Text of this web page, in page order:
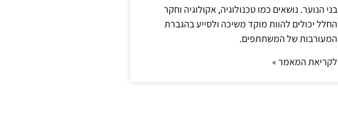
בני הנוער. נושאים כמו טכנולוגיה, אקולוגיה וחקר
החלל יכולים להוות מוקד משיכה ולסייע בהגברת
המעורבות של המשתתפים.
לקריאת המאמר »